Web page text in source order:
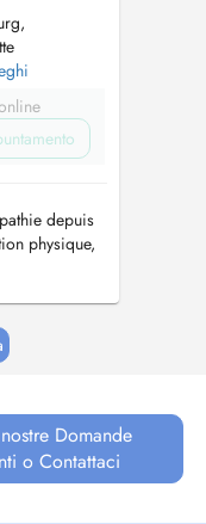
depuis
physique,
d'une
à
Les
Domande
o Contattaci